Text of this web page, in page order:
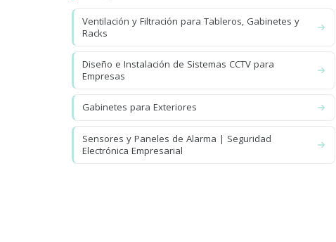
Ventilación y Filtración para Tableros, Gabinetes y
Racks
Diseño e Instalación de Sistemas CCTV para
Empresas
Gabinetes para Exteriores
Sensores y Paneles de Alarma | Seguridad
Electrónica Empresarial